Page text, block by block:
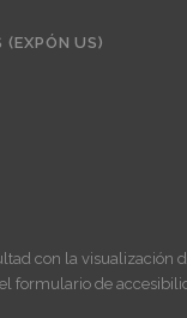
(EXPÓN US)
con la visualización
formulario de